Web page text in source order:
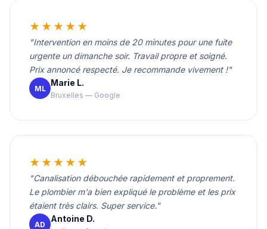
★★★★★
"Intervention en moins de 20 minutes pour une fuite
urgente un dimanche soir. Travail propre et soigné.
Prix annoncé respecté. Je recommande vivement !"
ML
Marie L.
Bruxelles — Google
★★★★★
"Canalisation débouchée rapidement et proprement.
Le plombier m'a bien expliqué le problème et les prix
étaient très clairs. Super service."
AD
Antoine D.